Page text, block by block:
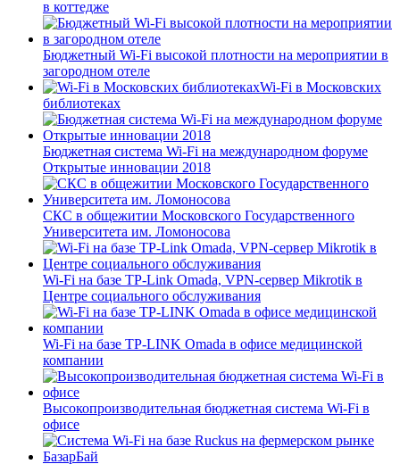
в коттедже
Бюджетный Wi-Fi высокой плотности на мероприятии в
загородном отеле
Wi-Fi в Московских
библиотеках
Бюджетная система Wi-Fi на международном форуме
Открытые инновации 2018
СКС в общежитии Московского Государственного
Университета им. Ломоносова
Wi-Fi на базе TP-Link Omada, VPN-сервер Mikrotik в
Центре социального обслуживания
Wi-Fi на базе TP-LINK Omada в офисе медицинской
компании
Высокопроизводительная бюджетная система Wi-Fi в
офисе